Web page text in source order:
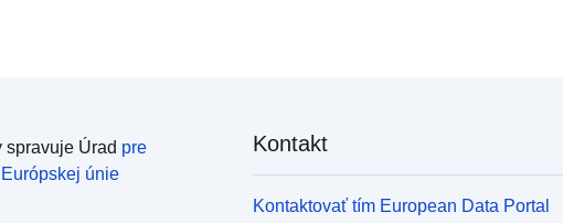
spravuje Úrad pre
únie
Kontakt
Kontaktovať tím European Data Portal